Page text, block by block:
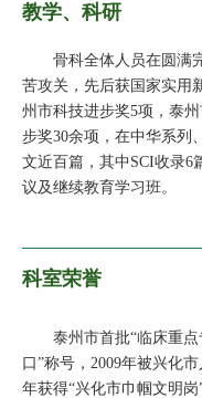
教学、科研
骨科全体人员在圆满
苦攻关，先后获国家实用
州市科技进步奖5项，泰
步奖30余项，在中华系列
文近百篇，其中SCI收录6
议及继续教育学习班。
科室荣誉
泰州市首批“临床重
口”称号，2009年被兴化
年获得“兴化市巾帼文明岗